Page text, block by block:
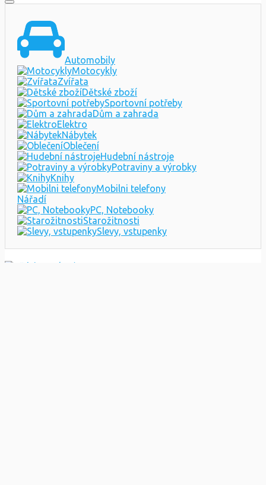
Automobily
Motocykly
Zvířata
Dětské zboží
Sportovní potřeby
Dům a zahrada
Elektro
Nábytek
Oblečení
Hudební nástroje
Potraviny a výrobky
Knihy
Mobilni telefony
Nářadí
PC, Notebooky
Starožitnosti
Slevy, vstupenky